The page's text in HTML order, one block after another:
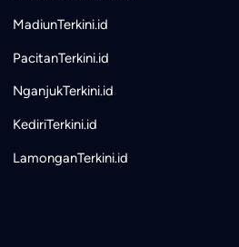
MadiunTerkini.id
PacitanTerkini.id
NganjukTerkini.id
KediriTerkini.id
LamonganTerkini.id